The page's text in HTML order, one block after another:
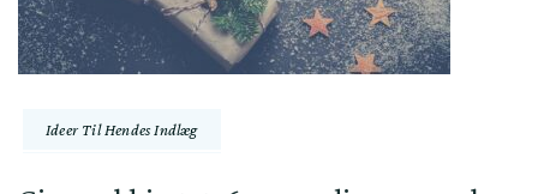
Ideer Til Hendes Indlæg